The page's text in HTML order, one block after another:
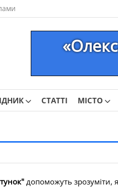
СТАТТІ МІСТО
допоможуть зрозуміти,